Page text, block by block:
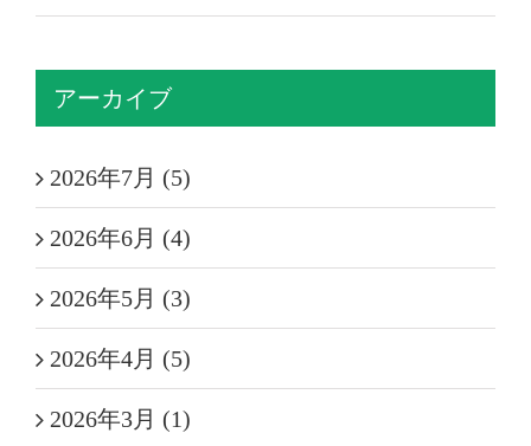
アーカイブ
2026年7月 (5)
2026年6月 (4)
2026年5月 (3)
2026年4月 (5)
2026年3月 (1)